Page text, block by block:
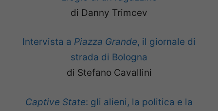
di Danny Trimcev
Intervista a Piazza Grande, il giornale di
strada di Bologna
di Stefano Cavallini
Captive State: gli alieni, la politica e la